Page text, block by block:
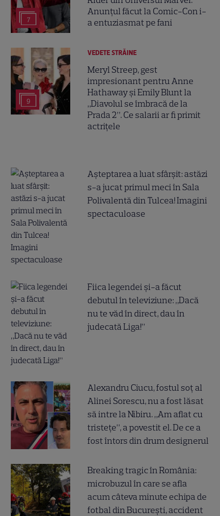
7
Anunțul făcut la Comic-Con i-
a entuziasmat pe fani
9
VEDETE STRĂINE
Meryl Streep, gest
impresionant pentru Anne
Hathaway și Emily Blunt la
„Diavolul se îmbracă de la
Prada 2”. Ce salarii ar fi primit
actrițele
Așteptarea a luat sfârșit: astăzi
s-a jucat primul meci în Sala
Polivalentă din Tulcea! Imagini
spectaculoase
Fiica legendei și-a făcut
debutul în televiziune: „Dacă
nu te văd în direct, dau în
judecată Liga!”
Alexandru Ciucu, fostul soț al
Alinei Sorescu, nu a fost lăsat
să intre la Nibiru. „Am aflat cu
tristețe”, a povestit el. De ce a
fost întors din drum designerul
Breaking tragic în România:
microbuzul în care se afla
acum câteva minute echipa de
fotbal din București, accident